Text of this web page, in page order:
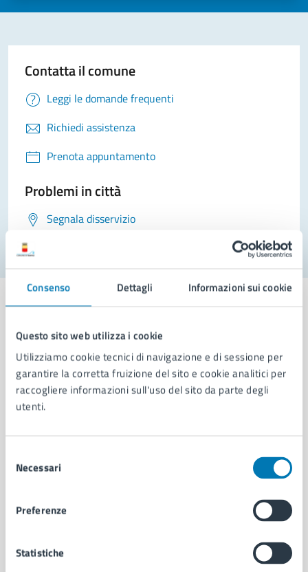
Consenso Dettagli Informazioni sui cookie
Questo sito web utilizza i cookie
Utilizziamo cookie tecnici di navigazione e di sessione per
garantire la corretta fruizione del sito e cookie analitici per
raccogliere informazioni sull'uso del sito da parte degli
utenti.
delNecessari
Preferenze
Statistiche
Contatta il comune
Leggi le domande frequenti
Richiedi assistenza
Prenota appuntamento
Problemi in città
Segnala disservizio
Comune di Napoli
AMMINISTRAZIONE
Aree amministrative
Uffici
Personale amministrativo
Intranet, posta aziendale e protocollo